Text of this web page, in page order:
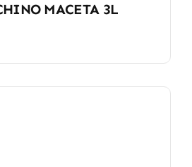
MACETA 3L